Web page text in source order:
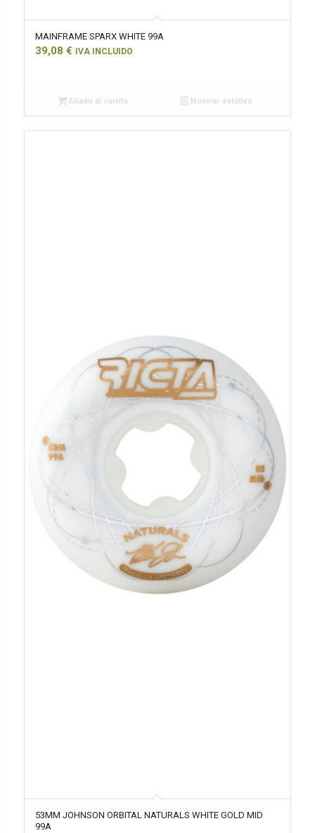
MAINFRAME SPARX WHITE 99A
39,08 € IVA INCLUIDO
Añadir al carrito Mostrar detalles
53MM JOHNSON ORBITAL NATURALS WHITE GOLD MID
99A